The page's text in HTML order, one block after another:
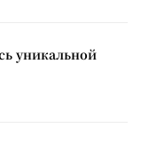
уникальной